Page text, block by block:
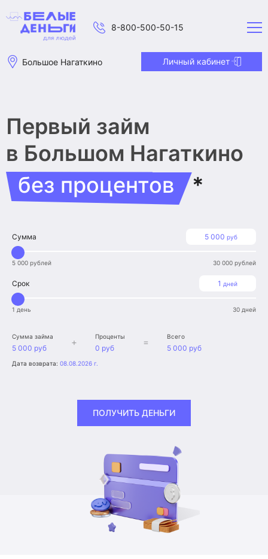
8-800-500-50-15
Большое Нагаткино Личный кабинет
Первый займ
в Большом Нагаткино
без процентов
*
5 000 руб
Сумма
5 000 рублей 30 000 рублей
1 дней
Срок
1 день 30 дней
Сумма займа
5 000 руб
+ Проценты
0 руб
= Всего
5 000 руб
Дата возврата: 08.08.2026 г.
ПОЛУЧИТЬ ДЕНЬГИ